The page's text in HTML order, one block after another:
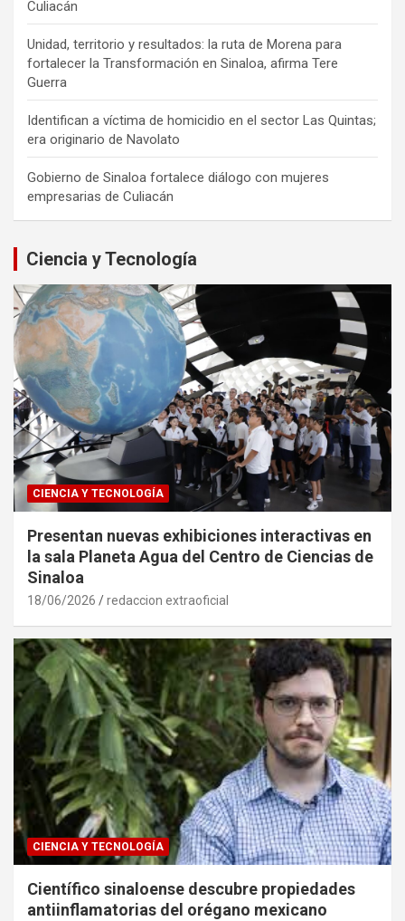
Culiacán
Unidad, territorio y resultados: la ruta de Morena para
fortalecer la Transformación en Sinaloa, afirma Tere
Guerra
Identifican a víctima de homicidio en el sector Las Quintas;
era originario de Navolato
Gobierno de Sinaloa fortalece diálogo con mujeres
empresarias de Culiacán
Ciencia y Tecnología
CIENCIA Y TECNOLOGÍA
Presentan nuevas exhibiciones interactivas en
la sala Planeta Agua del Centro de Ciencias de
Sinaloa
18/06/2026 redaccion extraoficial
CIENCIA Y TECNOLOGÍA
Científico sinaloense descubre propiedades
antiinflamatorias del orégano mexicano